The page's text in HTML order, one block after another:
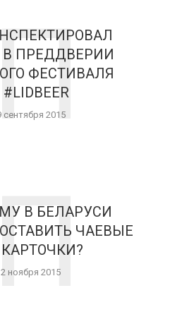
ПРЕДДВЕРИИ
ФЕСТИВАЛЯ
#LIDBEER
сентября 2015
В БЕЛАРУСИ
ЧАЕВЫЕ
2 ноября 2015